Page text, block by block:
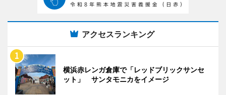
アクセスランキング
横浜赤レンガ倉庫で「レッドブリックサンセ
ット」 サンタモニカをイメージ